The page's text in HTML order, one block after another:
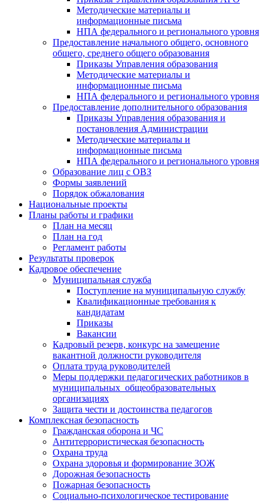
Методические материалы и
информационные письма
НПА федерального и регионального уровня
Предоставление начального общего, основного
общего, среднего общего образования
Приказы Управления образования
Методические материалы и
информационные письма
НПА федерального и регионального уровня
Предоставление дополнительного образования
Приказы Управления образования и
постановления Администрации
Методические материалы и
информационные письма
НПА федерального и регионального уровня
Образование лиц с ОВЗ
Формы заявлений
Порядок обжалования
Национальные проекты
Планы работы и графики
План на месяц
План на год
Регламент работы
Результаты проверок
Кадровое обеспечение
Муниципальная служба
Поступление на муниципальную службу
Квалификационные требования к
кандидатам
Приказы
Вакансии
Кадровый резерв, конкурс на замещение
вакантной должности руководителя
Оплата труда руководителей
Меры поддержки педагогических работников в
муниципальных общеобразовательных
организациях
Защита чести и достоинства педагогов
Комплексная безопасность
Гражданская оборона и ЧС
Антитеррористическая безопасность
Охрана труда
Охрана здоровья и формирование ЗОЖ
Дорожная безопасность
Пожарная безопасность
Социально-психологическое тестирование